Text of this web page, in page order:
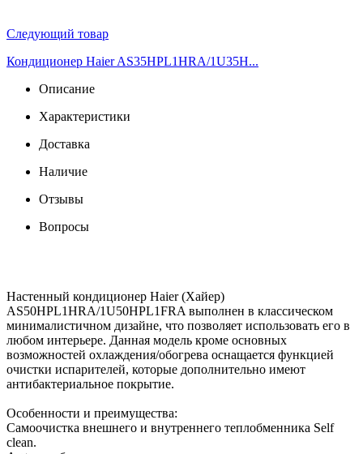
Следующий товар
Кондиционер Haier AS35HPL1HRA/1U35H...
Описание
Характеристики
Доставка
Наличие
Отзывы
Вопросы
Настенный кондиционер Haier (Хайер)
AS50HPL1HRA/1U50HPL1FRA выполнен в классическом
минималистичном дизайне, что позволяет использовать его в
любом интерьере. Данная модель кроме основных
возможностей охлаждения/обогрева оснащается функцией
очистки испарителей, которые дополнительно имеют
антибактериальное покрытие.
Особенности и преимущества:
Самоочистка внешнего и внутреннего теплобменника Self
clean.